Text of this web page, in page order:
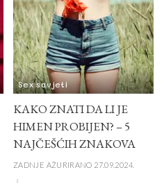
Sex savjeti
KAKO ZNATI DA LI JE
HIMEN PROBIJEN? – 5
NAJČEŠĆIH ZNAKOVA
ZADNJE AŽURIRANO 27.09.2024.